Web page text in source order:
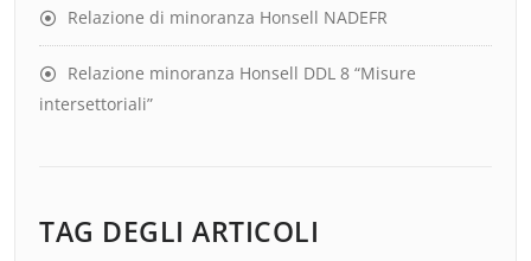
Relazione di minoranza Honsell NADEFR
Relazione minoranza Honsell DDL 8 “Misure
intersettoriali”
TAG DEGLI ARTICOLI